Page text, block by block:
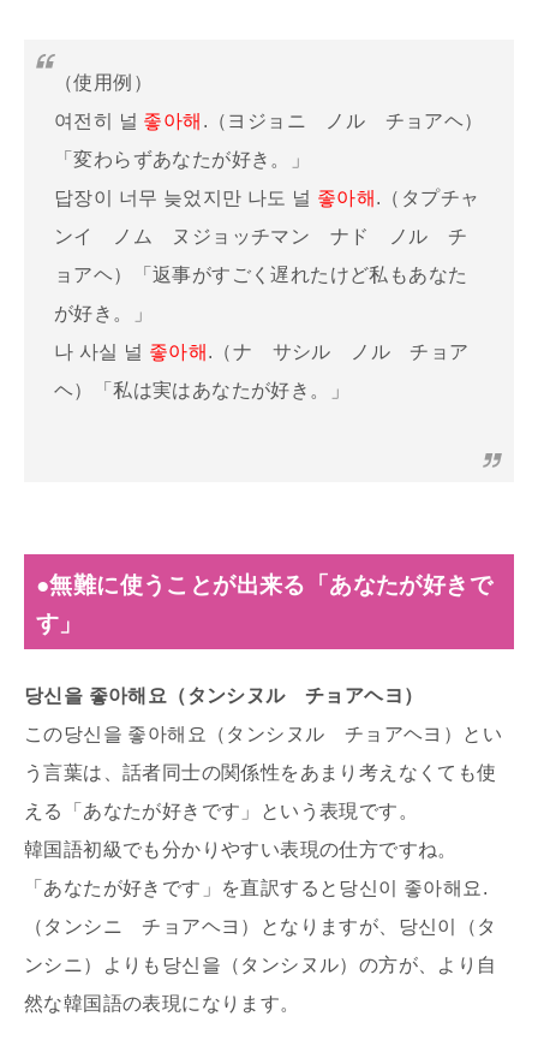
（使用例）
여전히 널 좋아해 .（ヨジョニ ノル チョアヘ）
「変わらずあなたが好き。」
답장이 너무 늦었지만 나도 널 좋아해 .（タプチャ
ンイ ノム ヌジョッチマン ナド ノル チ
ョアヘ）「返事がすごく遅れたけど私もあなた
が好き。」
나 사실 널 좋아해 .（ナ サシル ノル チョア
ヘ）「私は実はあなたが好き。」
●無難に使うことが出来る「あなたが好きで
す」
당신을 좋아해요（タンシヌル チョアヘヨ）
この당신을 좋아해요（タンシヌル チョアヘヨ）とい
う言葉は、話者同士の関係性をあまり考えなくても使
える「あなたが好きです」という表現です。
韓国語初級でも分かりやすい表現の仕方ですね。
「あなたが好きです」を直訳すると당신이 좋아해요.
（タンシニ チョアヘヨ）となりますが、당신이（タ
ンシニ）よりも당신을（タンシヌル）の方が、より自
然な韓国語の表現になります。